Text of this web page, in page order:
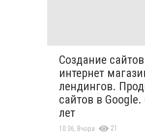
Создание
интернет
лендингов.
сайтов в
лет
10:36, Вчора 21